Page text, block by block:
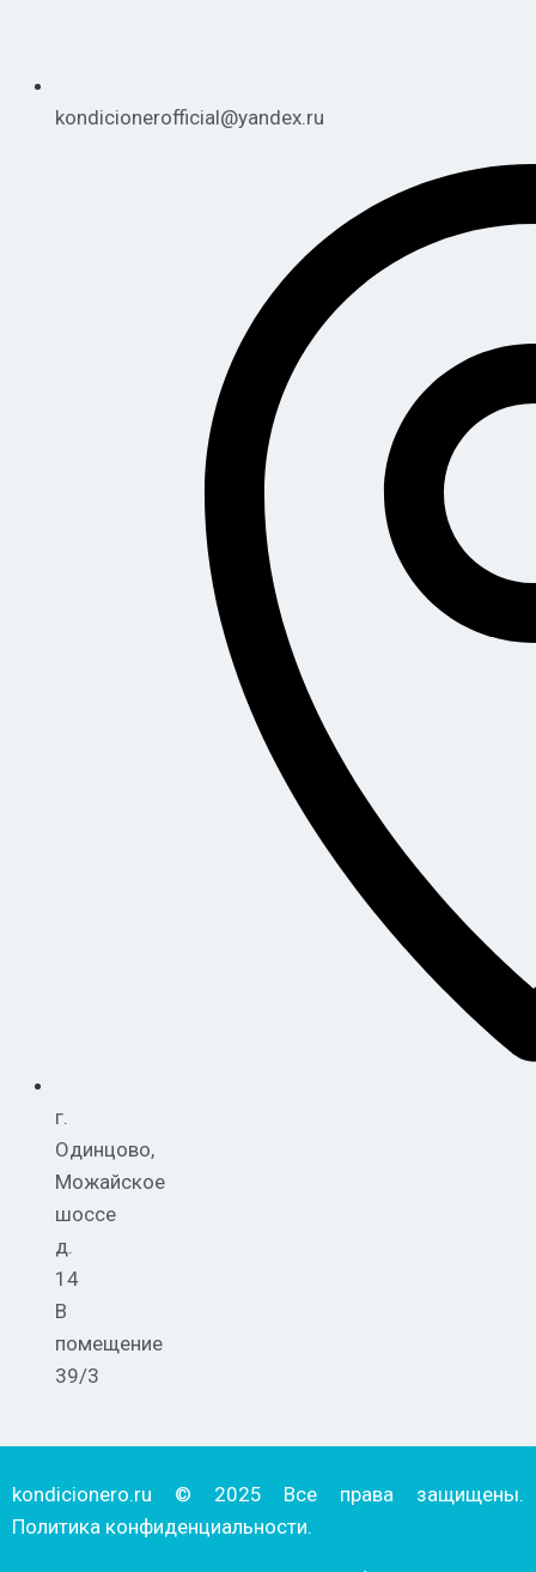
kondicionerofficial@yandex.ru
г.
Одинцово,
Можайское
шоссе
д.
14
В
помещение
39/3
kondicionero.ru © 2025 Все права защищены.
Политика конфиденциальности.